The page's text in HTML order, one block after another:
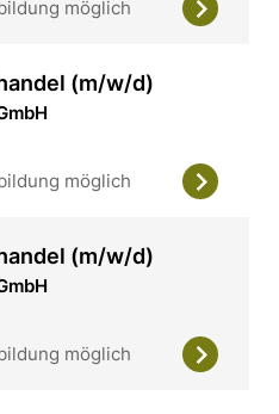
möglich
(m/w/d)
möglich
(m/w/d)
möglich